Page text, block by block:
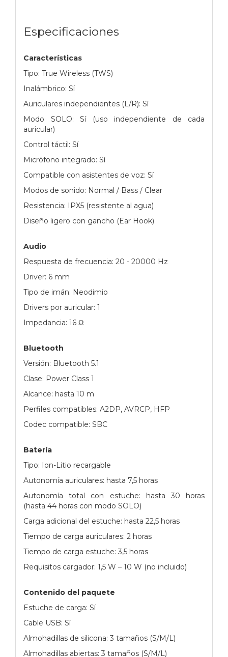
Especificaciones
Características
Tipo: True Wireless (TWS)
Inalámbrico: Sí
Auriculares independientes (L/R): Sí
Modo SOLO: Sí (uso independiente de cada
auricular)
Control táctil: Sí
Micrófono integrado: Sí
Compatible con asistentes de voz: Sí
Modos de sonido: Normal / Bass / Clear
Resistencia: IPX5 (resistente al agua)
Diseño ligero con gancho (Ear Hook)
Audio
Respuesta de frecuencia: 20 - 20000 Hz
Driver: 6 mm
Tipo de imán: Neodimio
Drivers por auricular: 1
Impedancia: 16 Ω
Bluetooth
Versión: Bluetooth 5.1
Clase: Power Class 1
Alcance: hasta 10 m
Perfiles compatibles: A2DP, AVRCP, HFP
Codec compatible: SBC
Batería
Tipo: Ion-Litio recargable
Autonomía auriculares: hasta 7,5 horas
Autonomía total con estuche: hasta 30 horas
(hasta 44 horas con modo SOLO)
Carga adicional del estuche: hasta 22,5 horas
Tiempo de carga auriculares: 2 horas
Tiempo de carga estuche: 3,5 horas
Requisitos cargador: 1,5 W – 10 W (no incluido)
Contenido del paquete
Estuche de carga: Sí
Cable USB: Sí
Almohadillas de silicona: 3 tamaños (S/M/L)
Almohadillas abiertas: 3 tamaños (S/M/L)